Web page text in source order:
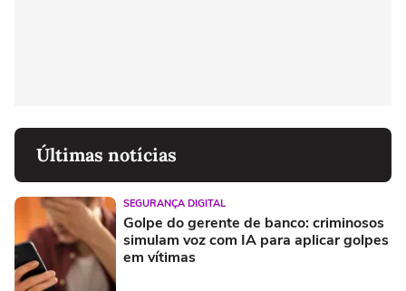
Últimas notícias
SEGURANÇA DIGITAL
Golpe do gerente de banco: criminosos
simulam voz com IA para aplicar golpes
em vítimas